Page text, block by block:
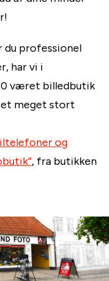
du professionel
har vi i
været billedbutik
meget stort
og
, fra butikken